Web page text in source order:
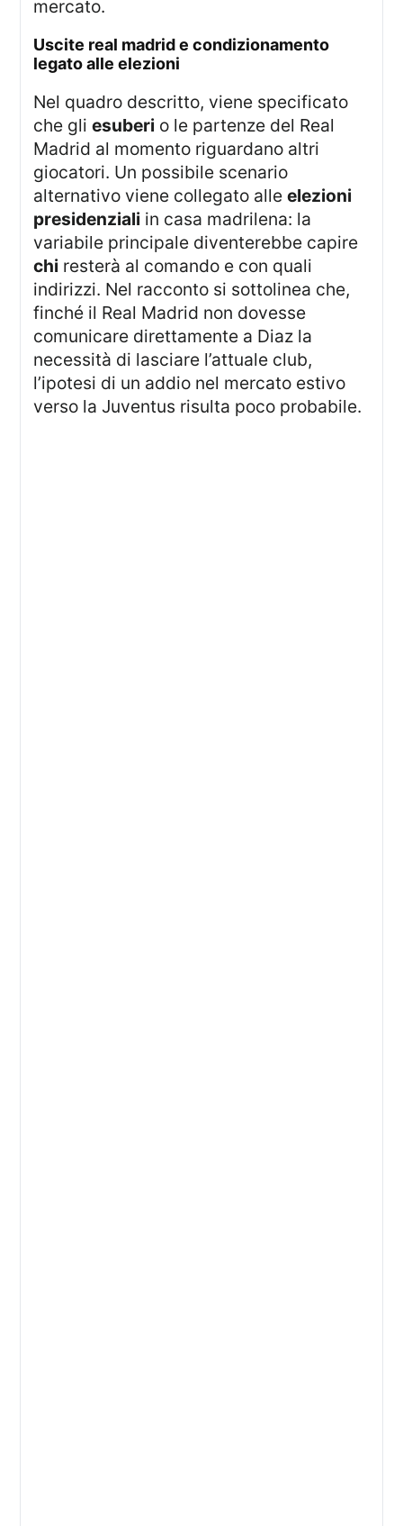
mercato.
uscite real madrid e condizionamento
legato alle elezioni
Nel quadro descritto, viene specificato
che gliesuberi o le partenze del Real
Madrid al momento riguardano altri
giocatori. Un possibile scenario
alternativo viene collegato alleelezioni
presidenziali in casa madrilena: la
variabile principale diventerebbe capire
chi resterà al comando e con quali
indirizzi. Nel racconto si sottolinea che,
finché il Real Madrid non dovesse
comunicare direttamente a Diaz la
necessità di lasciare l’attuale club,
l’ipotesi di un addio nel mercato estivo
verso la Juventus risulta poco probabile.